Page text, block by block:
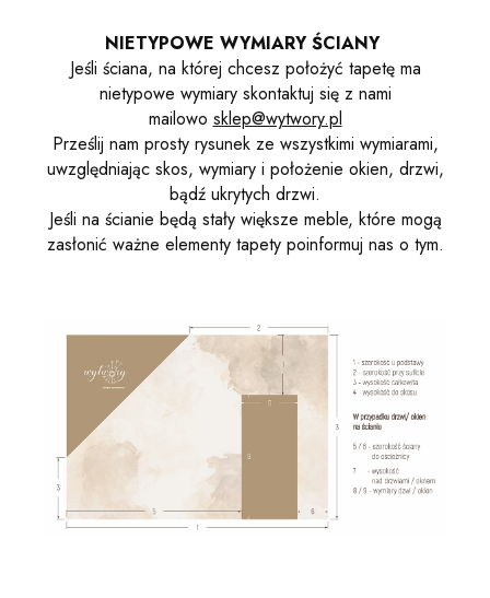
NIETYPOWE WYMIARY ŚCIANY
Jeśli ściana, na której chcesz położyć tapetę ma
nietypowe wymiary skontaktuj się z nami
mailowo sklep@wytwory.pl
Prześlij nam prosty rysunek ze wszystkimi wymiarami,
uwzględniając skos, wymiary i położenie okien, drzwi,
bądź ukrytych drzwi.
Jeśli na ścianie będą stały większe meble, które mogą
zasłonić ważne elementy tapety poinformuj nas o tym.